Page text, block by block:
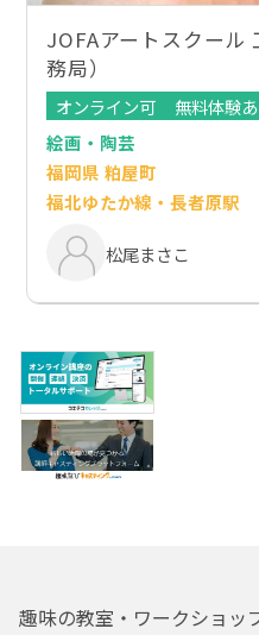
JOFAアートスクール
務局）
オンライン可
無料体験
絵画・陶芸
福岡県 粕屋町
福北ゆたか線・長者原駅
松尾まさこ
趣味の教室・ワークショッ